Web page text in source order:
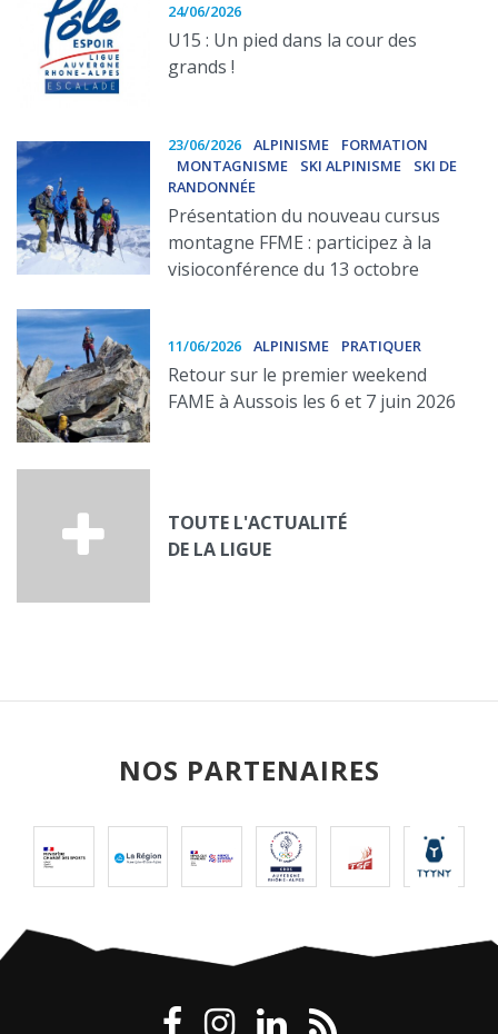
24/06/2026
U15 : Un pied dans la cour des
grands !
23/06/2026 ALPINISME
FORMATION
MONTAGNISME
SKI ALPINISME
SKI DE
RANDONNÉE
Présentation du nouveau cursus
montagne FFME : participez à la
visioconférence du 13 octobre
11/06/2026 ALPINISME PRATIQUER
Retour sur le premier weekend
FAME à Aussois les 6 et 7 juin 2026
TOUTE L'ACTUALITÉ
DE LA LIGUE
NOS PARTENAIRES